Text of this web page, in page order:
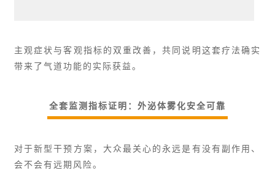
主观症状与客观指标的双重改善，共同说明这套疗法确实
带来了气道功能的实际获益。
全套监测指标证明：外泌体雾化安全可靠
对于新型干预方案，大众最关心的永远是有没有副作用、
会不会有远期风险。